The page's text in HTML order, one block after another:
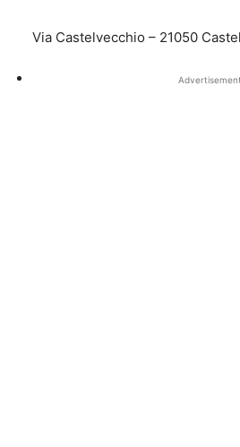
Via Castelvecchio – 21050
Advertisement